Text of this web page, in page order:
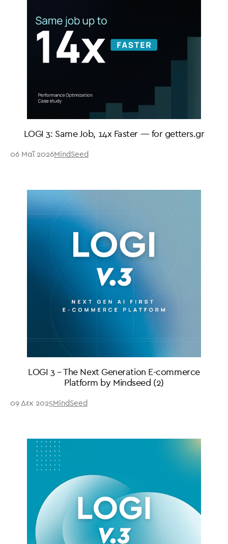
LOGI 3: Same Job, 14x Faster — for getters.gr
06 Μαΐ 2026MindSeed
LOGI 3 – The Next Generation E-commerce
Platform by Mindseed (2)
09 Δεκ 2025MindSeed